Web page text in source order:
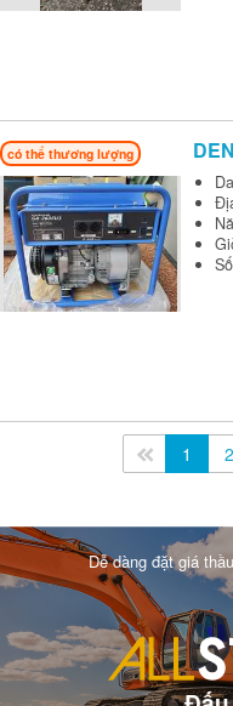
có thể thương lượng
<<1 2
Dễ dàng đặt giá